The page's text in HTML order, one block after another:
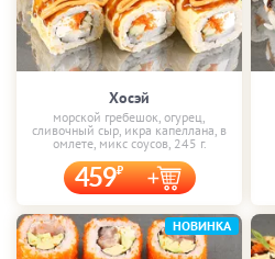
Хосэй
морской гребешок, огурец,
сливочный сыр, икра капеллана, в
омлете, микс соусов, 245 г.
459
НОВИНКА